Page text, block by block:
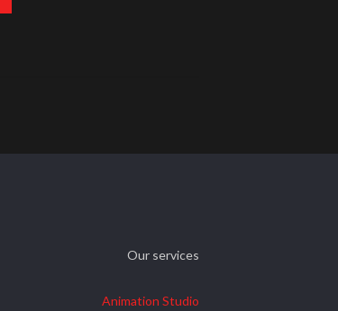
Our services
Animation Studio